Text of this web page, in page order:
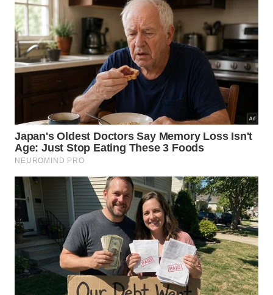
e permitindo que você sinta o toque de seda e o
movimento natural do cabelo em cada movimento.
Experimente dar a devida importância a este aliado
na sua próxima lavagem e veja a transformação
acontecer na primeira aplicação. Se você valoriza
dicas que simplificam a beleza e trazem resultados
reais para o seu lar, leve esse conhecimento adiante
para que mais pessoas descubram que o
condicionadoré, na verdade, o melhor amigo de um
cabelo radiante!